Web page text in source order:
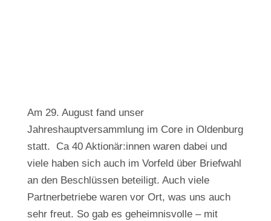
Am 29. August fand unser
Jahreshauptversammlung im Core in Oldenburg
statt. Ca 40 Aktionär:innen waren dabei und
viele haben sich auch im Vorfeld über Briefwahl
an den Beschlüssen beteiligt. Auch viele
Partnerbetriebe waren vor Ort, was uns auch
sehr freut. So gab es geheimnisvolle – mit